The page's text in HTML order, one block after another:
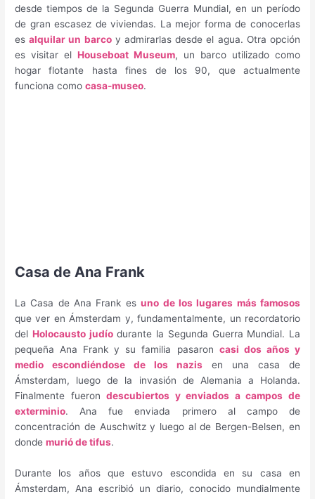
desde tiempos de la Segunda Guerra Mundial, en un período
de gran escasez de viviendas. La mejor forma de conocerlas
esalquilar un barcoy admirarlas desde el agua. Otra opción
es visitar elHouseboat Museum, un barco utilizado como
hogar flotante hasta fines de los 90, que actualmente
funciona comocasa-museo.
Casa de Ana Frank
La Casa de Ana Frank esuno de los lugares más famosos
que ver en Ámsterdam y, fundamentalmente, un recordatorio
del Holocausto judíodurante la Segunda Guerra Mundial. La
pequeña Ana Frank y su familia pasaron casi dos años y
medio escondiéndose de los nazis en una casa de
Ámsterdam, luego de la invasión de Alemania a Holanda.
Finalmente fuerondescubiertos y enviados a campos de
exterminio. Ana fue enviada primero al campo de
concentración de Auschwitz y luego al de Bergen-Belsen, en
dondemurió de tifus.
Durante los años que estuvo escondida en su casa en
Ámsterdam, Ana escribió un diario, conocido mundialmente